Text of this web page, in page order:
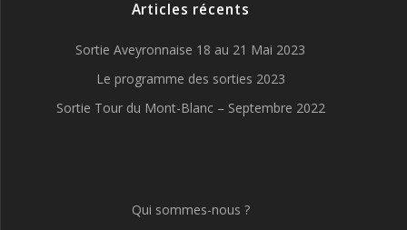
Articles récents
Sortie Aveyronnaise 18 au 21 Mai 2023
Le programme des sorties 2023
Sortie Tour du Mont-Blanc – Septembre 2022
Qui sommes-nous ?